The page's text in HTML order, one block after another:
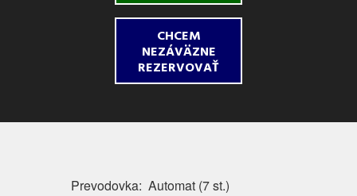
CHCEM
NEZÁVÄZNE
REZERVOVAŤ
Prevodovka: Automat (7 st.)